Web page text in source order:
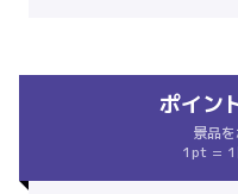
ポイン
景品
1pt = 1